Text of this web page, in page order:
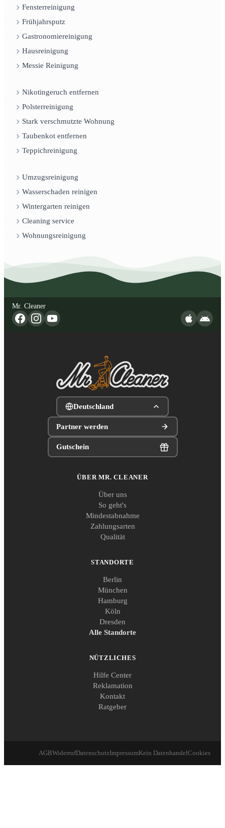
Fensterreinigung
Frühjahrsputz
Gastronomiereinigung
Hausreinigung
Messie Reinigung
Nikotingeruch entfernen
Polsterreinigung
Stark verschmutzte Wohnung
Taubenkot entfernen
Teppichreinigung
Umzugsreinigung
Wasserschaden reinigen
Wintergarten reinigen
Cleaning service
Wohnungsreinigung
Mr. Cleaner
Deutschland
Partner werden
Gutschein
ÜBER MR. CLEANER
Über uns
So geht's
Mindestabnahme
Zahlungsarten
Qualität
STANDORTE
Berlin
München
Hamburg
Köln
Dresden
Alle Standorte
NÜTZLICHES
Hilfe Center
Reklamation
Kontakt
Ratgeber
AGBWiderrufDatenschutzImpressumKein DatenhandelCookies